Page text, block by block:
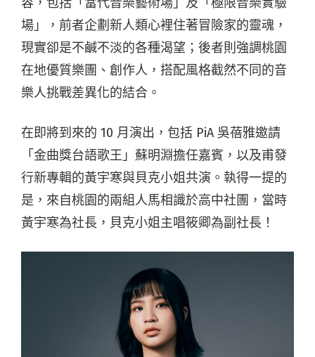
場」，前者企劃新人類心裡住著冒險家的靈魂，
現實卻是不鹹不淡的各種渴望；後者則強調桃園
在地優質樂團、創作人，搭配風格截然不同的音
樂人挑戰差異化的結合。
在即將到來的 10 月演出，包括 PiA 吳蓓雅邀請
「金曲獎台語歌王」蘇明淵擔任嘉賓，以及甫發
行新專輯的黃宇寒與⾙克⼩姐共演。執得一提的
是，來自桃園的兩組人馬相識於高中社團，當時
黃宇寒為社長，貝克小姐主唱筱卿為副社長！